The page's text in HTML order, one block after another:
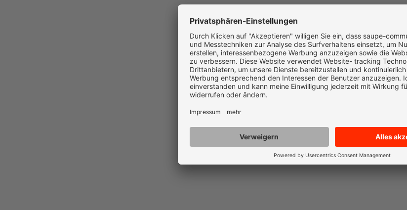
mit Online Marketing zu neuen Kunden und beraten Sie
ganzheitlich zum Thema Marketing und Strategie.